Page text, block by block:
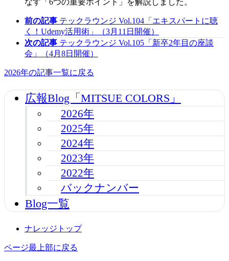
前の記事 テックラウンジ Vol.104「エキスパートに聴
く！Udemy活用術」（3月11日開催）
次の記事 テックラウンジ Vol.105「新卒2年目の座談
会」（4月8日開催）
2026年の記事一覧に戻る
広報Blog「MITSUE COLORS」
2026年
2025年
2024年
2023年
2022年
バックナンバー
Blog一覧
ナレッジトップ
ページ最上部に戻る